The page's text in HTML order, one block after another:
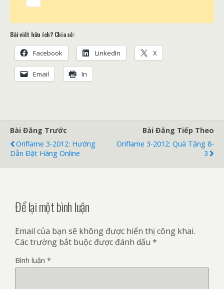
Bài viết hữu ích? Chia sẻ:
Facebook LinkedIn X
Email In
Bài Đăng Trước
Oriflame 3-2012: Hướng
Dẫn Đặt Hàng Online
Bài Đăng Tiếp Theo
Oriflame 3-2012: Quà Tặng 8-
3
Để lại một bình luận
Email của bạn sẽ không được hiển thị công khai.
Các trường bắt buộc được đánh dấu *
Bình luận *